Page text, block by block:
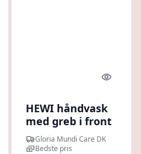
look Quick
HEWI håndvask
med greb i front
Gloria Mundi Care DK
Bedste pris